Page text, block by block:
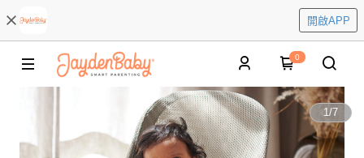
開啟APP
0
1/7